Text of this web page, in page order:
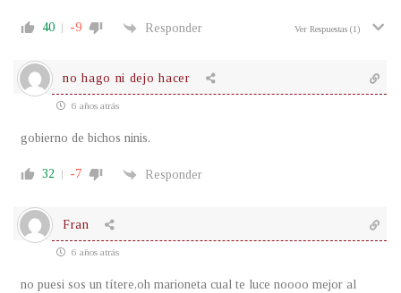
40 -9 Responder Ver Respuestas (1)
no hago ni dejo hacer
6 años atrás
gobierno de bichos ninis.
32 -7 Responder
Fran
6 años atrás
no puesi sos un títere,oh marioneta cual te luce noooo mejor al